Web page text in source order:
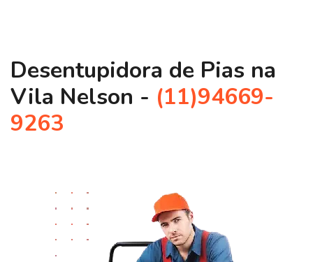
Desentupidora de Pias na
Vila Nelson - (11)94669-
9263